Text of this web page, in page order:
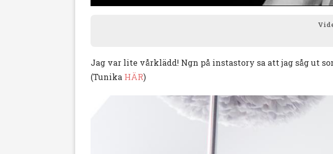
Jag var lite vårklädd! Ngn på instastory sa att jag såg ut
(Tunika HÄR)